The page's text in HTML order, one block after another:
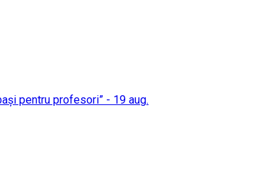
pentru profesori” - 19 aug.